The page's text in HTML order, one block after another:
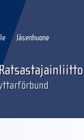
Jäsenhuone